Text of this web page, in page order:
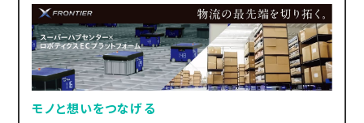
モノと想いをつなげる